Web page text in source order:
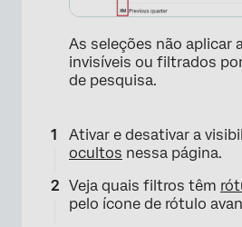
As seleções não aplicar
invisíveis ou filtrados
de pesquisa.
Ativar e desativar a
ocultos nessa página.
Veja quais filtros têm
pelo ícone de rótulo